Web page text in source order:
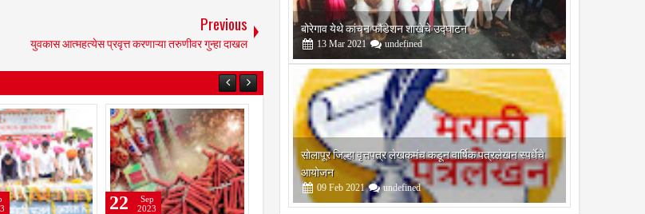
Previous
युवकास आत्महत्येस प्रवृत्त करणाऱ्या तरुणीवर गुन्हा दाखल
24
Sep
2023
2023
22
2023
सोलापूर जिल्हा वृत्तपत्र लेखकमंच कडून वार्षिक पत्रलेखन स्पर्धेचे
आयोजन
09 Feb 2021 undefined
श्री मल्लिकार्जुन प्रशालेकडून उमाकांत गाढवे यांचा सत्कार
25 Mar 2021 undefined